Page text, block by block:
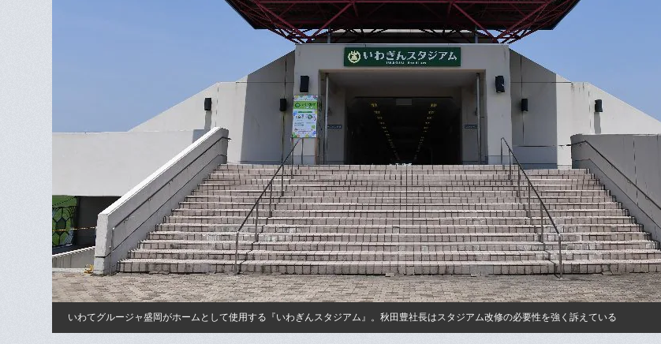
いわてグルージャ盛岡がホームとして使用する『いわぎんスタジアム』。秋田豊社長はスタジアム改修の必要性を強く訴えている